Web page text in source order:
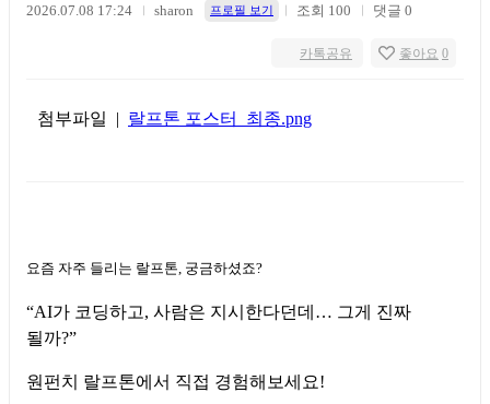
2026.07.08 17:24 sharon 프로필 보기 조회 100 댓글 0
좋아요 0
카톡공유
첨부파일 | 랄프톤 포스터_최종.png
요즘 자주 들리는 랄프톤, 궁금하셨죠?
“AI가 코딩하고, 사람은 지시한다던데… 그게 진짜
될까?”
원펀치 랄프톤에서 직접 경험해보세요!